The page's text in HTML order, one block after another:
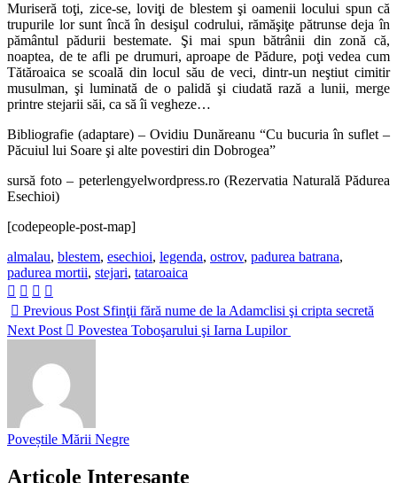
Muriseră toţi, zice-se, loviţi de blestem şi oamenii locului spun că
trupurile lor sunt încă în desişul codrului, rămăşiţe pătrunse deja în
pământul pădurii bestemate. Şi mai spun bătrânii din zonă că,
noaptea, de te afli pe drumuri, aproape de Pădure, poţi vedea cum
Tătăroaica se scoală din locul său de veci, dintr-un neştiut cimitir
musulman, şi luminată de o palidă şi ciudată rază a lunii, merge
printre stejarii săi, ca să îi vegheze…
Bibliografie (adaptare) – Ovidiu Dunăreanu “Cu bucuria în suflet –
Păcuiul lui Soare şi alte povestiri din Dobrogea”
sursă foto – peterlengyelwordpress.ro (Rezervatia Naturală Pădurea
Esechioi)
[codepeople-post-map]
Tag-
uri:
almalau, blestem, esechioi, legenda, ostrov, padurea batrana,
padurea mortii, stejari, tataroaica
Previous Post Sfinţii fără nume de la Adamclisi şi cripta secretă
Next Post
Povestea Toboşarului şi Iarna Lupilor
Poveștile Mării Negre
Articole Interesante